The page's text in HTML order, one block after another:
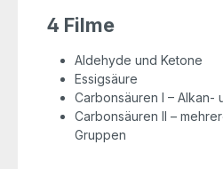
4 Filme
Aldehyde und Ketone
Essigsäure
Carbonsäuren I – Alkan-
Carbonsäuren II –
Gruppen